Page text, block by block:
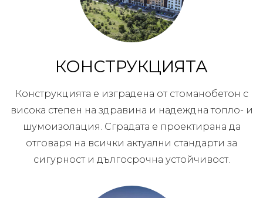
КОНСТРУКЦИЯТА
Конструкцията е изградена от стоманобетон с
висока степен на здравина и надеждна топло- и
шумоизолация. Сградата е проектирана да
отговаря на всички актуални стандарти за
сигурност и дългосрочна устойчивост.